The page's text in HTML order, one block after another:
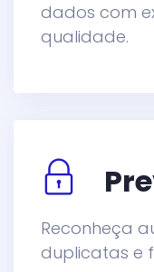
dados com
qualidade.
Reconheça
duplicatas e